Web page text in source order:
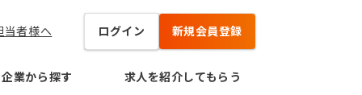
当者様へ ログイン 新規会員登録
企業から探す 求人を紹介してもらう